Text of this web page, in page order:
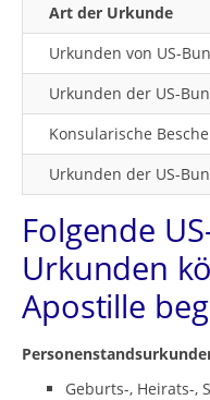
Art der Urkunde
Urkunden von US-
Urkunden der US-
Konsularische
Urkunden der US-
Folgende
Urkunden
Apostille
Geburts-, Heirats-,